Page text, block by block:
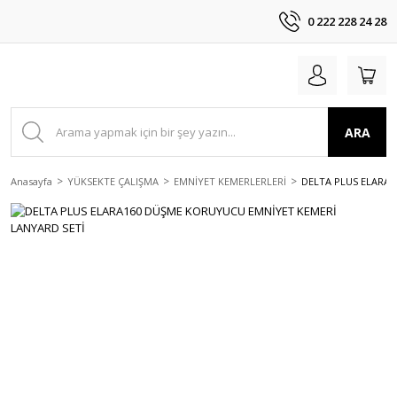
0 222 228 24 28
ARA
Anasayfa YÜKSEKTE ÇALIŞMA EMNİYET KEMERLERLERİ DELTA PLUS